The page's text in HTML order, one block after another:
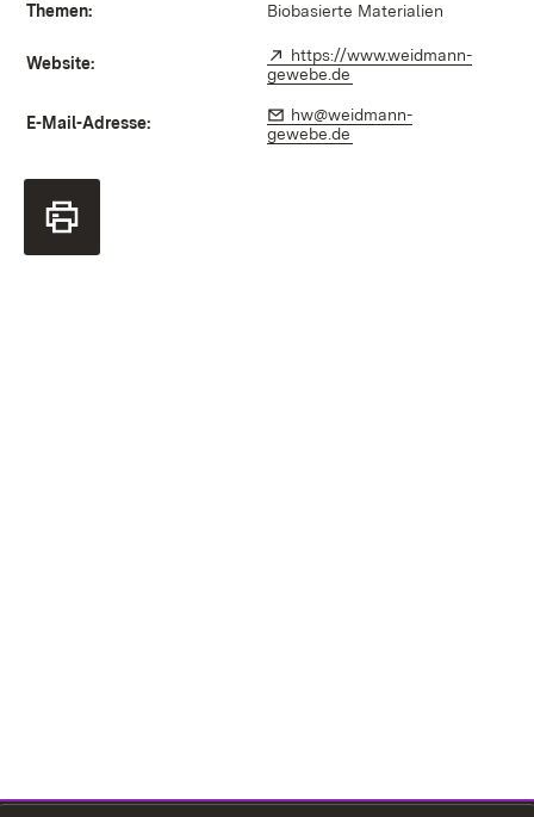
Themen: Biobasierte Materialien
Website: External:
https://www.weidmann-
gewebe.de
E-Mail-Adresse: E-Mail:
hw@weidmann-
gewebe.de